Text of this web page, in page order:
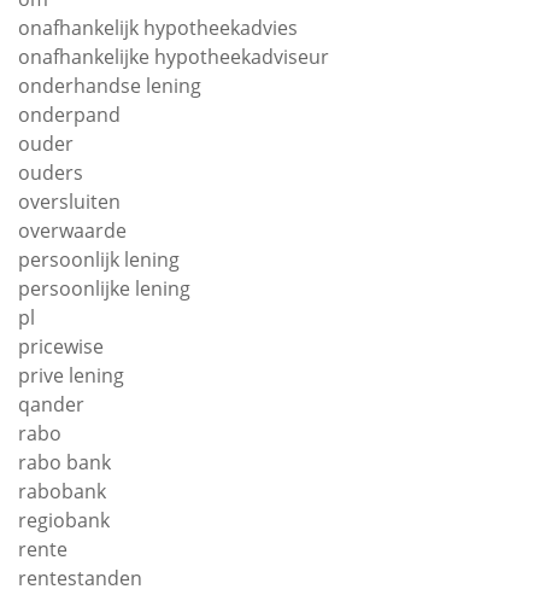
onafhankelijk hypotheekadvies
onafhankelijke hypotheekadviseur
onderhandse lening
onderpand
ouder
ouders
oversluiten
overwaarde
persoonlijk lening
persoonlijke lening
pl
pricewise
prive lening
qander
rabo
rabo bank
rabobank
regiobank
rente
rentestanden